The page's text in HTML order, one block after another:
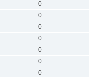
0
0
0
0
0
0
0